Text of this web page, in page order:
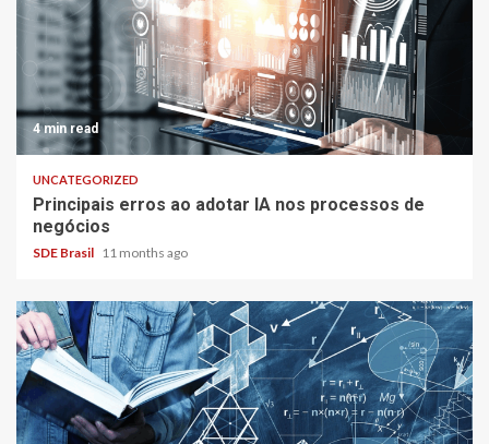
4 min read
UNCATEGORIZED
Principais erros ao adotar IA nos processos de
negócios
SDE Brasil 11 months ago